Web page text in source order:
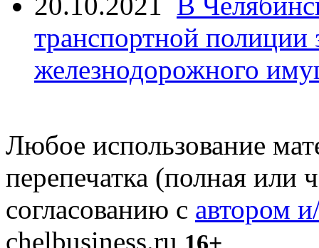
транспортной
железнодорожного
Любое использование
перепечатка (полная или
согласованию с автором
chelbusiness.ru 16+